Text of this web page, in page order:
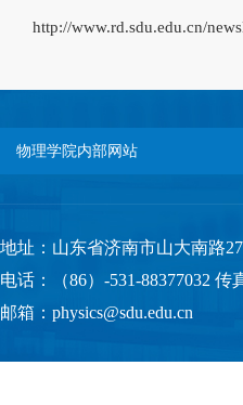
http://www.rd.sdu.edu.cn/
物理学院内部网站
地址：山东省济南市山大南路
电话：（86）-531-88377032 传
邮箱：physics@sdu.edu.cn